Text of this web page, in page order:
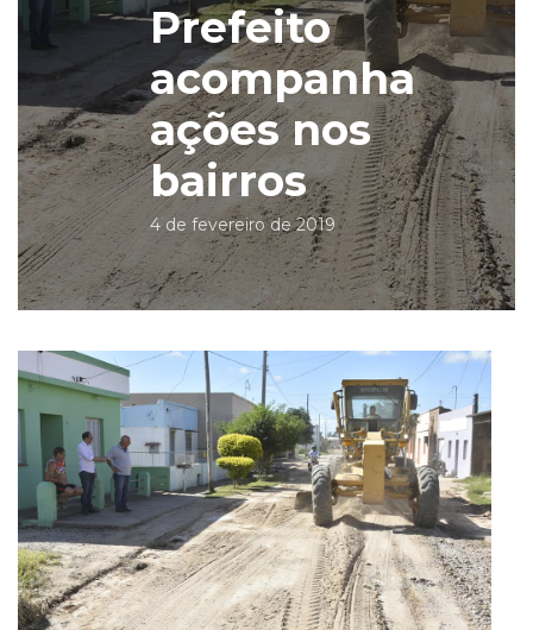
Prefeito
acompanha
ações nos
bairros
4 de fevereiro de 2019